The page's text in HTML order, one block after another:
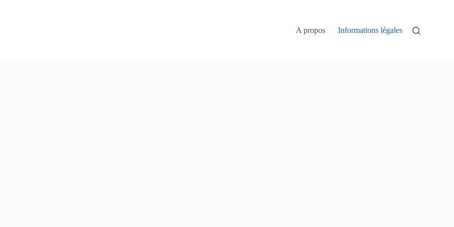
A propos Informations légales